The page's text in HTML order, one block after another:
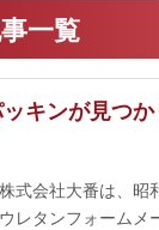
一覧
キンが見つか
式会社大番は、昭
レタンフォームメ